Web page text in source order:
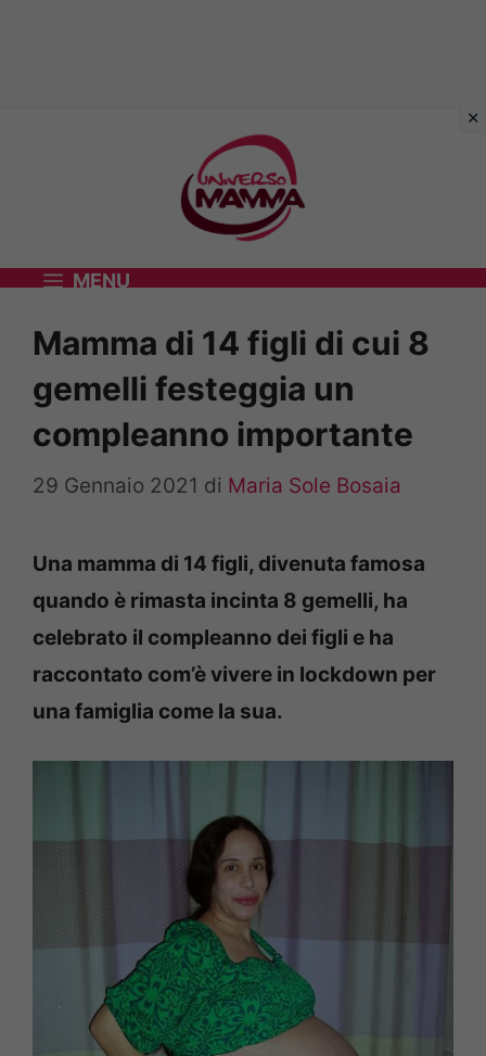
MENU
Mamma di 14 figli di cui 8
gemelli festeggia un
compleanno importante
29 Gennaio 2021 di Maria Sole Bosaia
Una mamma di 14 figli, divenuta famosa
quando è rimasta incinta 8 gemelli, ha
celebrato il compleanno dei figli e ha
raccontato com’è vivere in lockdown per
una famiglia come la sua.